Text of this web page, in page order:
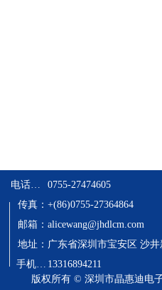
版权所有 © 深圳市晶惠迪电
电话：0755-27474605
0755-27474605
传真： +(86)0755-27364864
邮箱： alicewang@jhdlcm.com
地址： 广东省深圳市宝安区 沙
  手机：13316894211
13316894211